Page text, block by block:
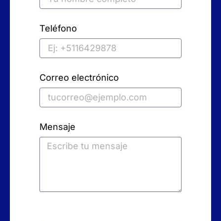
Teléfono
Correo electrónico
Mensaje